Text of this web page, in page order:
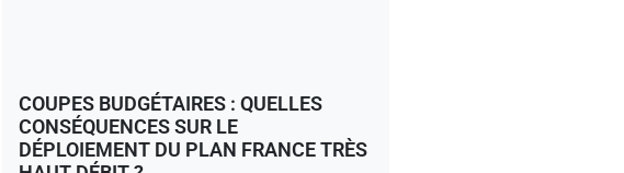
COUPES BUDGÉTAIRES : QUELLES
CONSÉQUENCES SUR LE
DÉPLOIEMENT DU PLAN FRANCE TRÈS